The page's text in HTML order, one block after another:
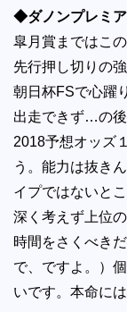
◆ダノンプレミ
皐月賞まではこ
先行押し切りの
朝日杯FSで心躍
出走できず…の
2018予想オッズ
う。能力は抜き
イプではないと
深く考えず上位
時間をさくべき
で、ですよ。）
いです。本命に